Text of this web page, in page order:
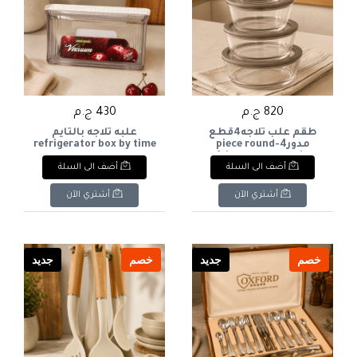
820 ج.م
طقم علب ثلاجه4قطع
مدور4-piece round
refrigerator container
set
أضف الى السلة
أشتري الآن
430 ج.م
علبه ثلاجه بالتايم
refrigerator box by time
أضف الى السلة
أشتري الآن
خصم جديد خصم جديد